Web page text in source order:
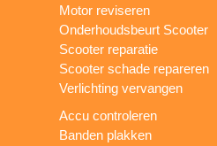
Motor reviseren
Onderhoudsbeurt Scooter
Scooter reparatie
Scooter schade repareren
Verlichting vervangen
Accu controleren
Banden plakken